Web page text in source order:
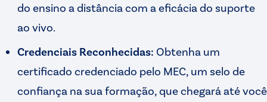
do ensino a distância com a eficácia do suporte
ao vivo.
Credenciais Reconhecidas: Obtenha um
certificado credenciado pelo MEC, um selo de
confiança na sua formação, que chegará até você